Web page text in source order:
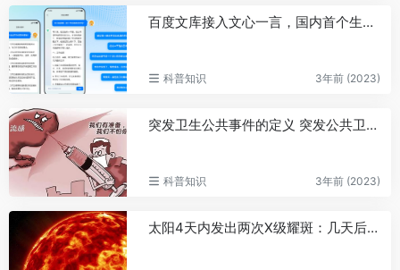
百度文库接入文心一言，国内首个生成式AI文档服务即将上线
科普知识 3年前 (2023)
突发卫生公共事件的定义 突发公共卫生事件的十大特点
科普知识 3年前 (2023)
太阳4天内发出两次X级耀斑：几天后指向地球、或引强烈地磁暴